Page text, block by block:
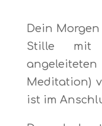
Dein
Stille mit
angeleiteten
Meditation)
ist im